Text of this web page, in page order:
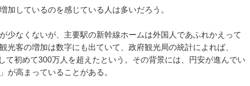
加しているのを感じている人は多いだろう。
少なくないが、主要駅の新幹線ホームは外国人であふれかえって
光客の増加は数字にも出ていて、政府観光局の統計によれば、
て初めて300万人を超えたという。その背景には、円安が進んでい
が高まっていることがある。